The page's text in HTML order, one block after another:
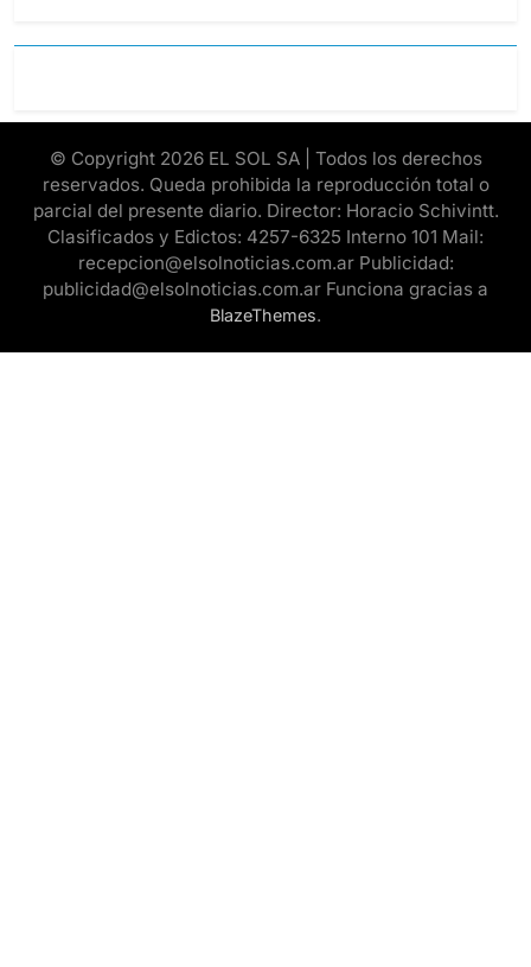
© Copyright 2026 EL SOL SA | Todos los derechos
reservados. Queda prohibida la reproducción total o
parcial del presente diario. Director: Horacio Schivintt.
Clasificados y Edictos: 4257-6325 Interno 101 Mail:
recepcion@elsolnoticias.com.ar Publicidad:
publicidad@elsolnoticias.com.ar Funciona gracias a
BlazeThemes.